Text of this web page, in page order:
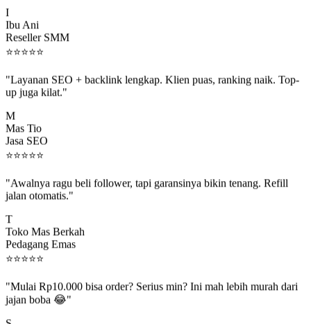
Ibu Ani
Reseller SMM
⭐⭐⭐⭐⭐
up juga kilat."
Mas Tio
Jasa SEO
⭐⭐⭐⭐⭐
jalan otomatis."
Toko Mas Berkah
Pedagang Emas
⭐⭐⭐⭐⭐
jajan boba 😂"